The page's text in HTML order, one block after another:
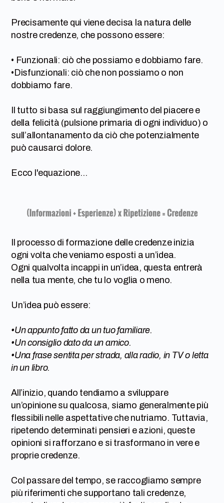
Precisamente qui viene decisa la natura delle
nostre credenze, che possono essere:
• Funzionali: ciò che possiamo e dobbiamo fare.
•Disfunzionali: ciò che non possiamo o non
dobbiamo fare.
Il tutto si basa sul raggiungimento del piacere e
della felicità (pulsione primaria di ogni individuo) o
sull’allontanamento da ciò che potenzialmente
può causarci dolore.
Ecco l'equazione...
Il processo di formazione delle credenze inizia
ogni volta che veniamo esposti a un’idea.
Ogni qualvolta incappi in un’idea, questa entrerà
nella tua mente, che tu lo voglia o meno.
Un’idea può essere:
•Un appunto fatto da un tuo familiare.
•Un consiglio dato da un amico.
•Una frase sentita per strada, alla radio, in TV o letta
in un libro.
All’inizio, quando tendiamo a sviluppare
un’opinione su qualcosa, siamo generalmente più
flessibili nelle aspettative che nutriamo. Tuttavia,
ripetendo determinati pensieri e azioni, queste
opinioni si rafforzano e si trasformano in vere e
proprie credenze.
Col passare del tempo, se raccogliamo sempre
più riferimenti che supportano tali credenze,